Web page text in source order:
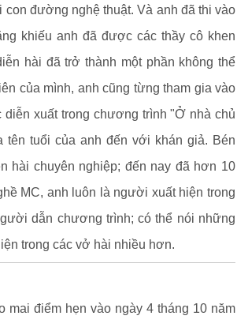
đường nghệ thuật. Và anh đã thi vào
khiếu anh đã được các thầy cô khen
hài đã trở thành một phần không thể
của mình, anh cũng từng tham gia vào
xuất trong chương trình "Ở nhà chủ
tên tuổi của anh đến với khán giả. Bén
hài chuyên nghiệp; đến nay đã hơn 10
MC, anh luôn là người xuất hiện trong
dẫn chương trình; có thể nói những
trong các vở hài nhiều hơn.
điểm hẹn vào ngày 4 tháng 10 năm